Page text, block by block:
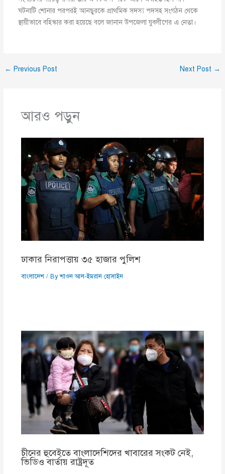
ঘটনাটি শোনার পরপরই আনছুরকে প্রাথমিক সদস্য পদসহ সংগঠন থেকে
স্থায়ীভাবে বহিস্কার করা হয়েছে বলে জানান উপজেলা যুবলীগের এ নেতা।
← Previous Post Next Post →
আরও পড়ুন
ঢাকার নিরাপত্তায় ৩৫ হাজার পুলিশ
বাংলাদেশ/ Byশাওন আল-ইমরান হোসাইন
চীনের হুবেইতে বাংলাদেশিদের খাবারের সংকট নেই,
ভিডিও বার্তায় রাষ্ট্রদূত